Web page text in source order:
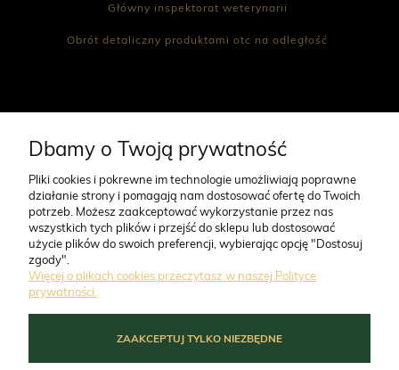
Główny inspektorat weterynarii
Obrót detaliczny produktami otc na odległość
CO NAS WYRÓŻNIA
O FIRMIE
MOJE KONTO
Dbamy o Twoją prywatność
Pliki cookies i pokrewne im technologie umożliwiają poprawne
działanie strony i pomagają nam dostosować ofertę do Twoich
potrzeb. Możesz zaakceptować wykorzystanie przez nas
wszystkich tych plików i przejść do sklepu lub dostosować
użycie plików do swoich preferencji, wybierając opcję "Dostosuj
zgody".
Więcej o plikach cookies przeczytasz w naszej Polityce
prywatności.
ZAAKCEPTUJ TYLKO NIEZBĘDNE